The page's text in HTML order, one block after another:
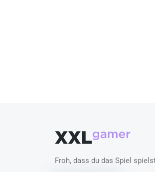
Froh, dass du das Spiel